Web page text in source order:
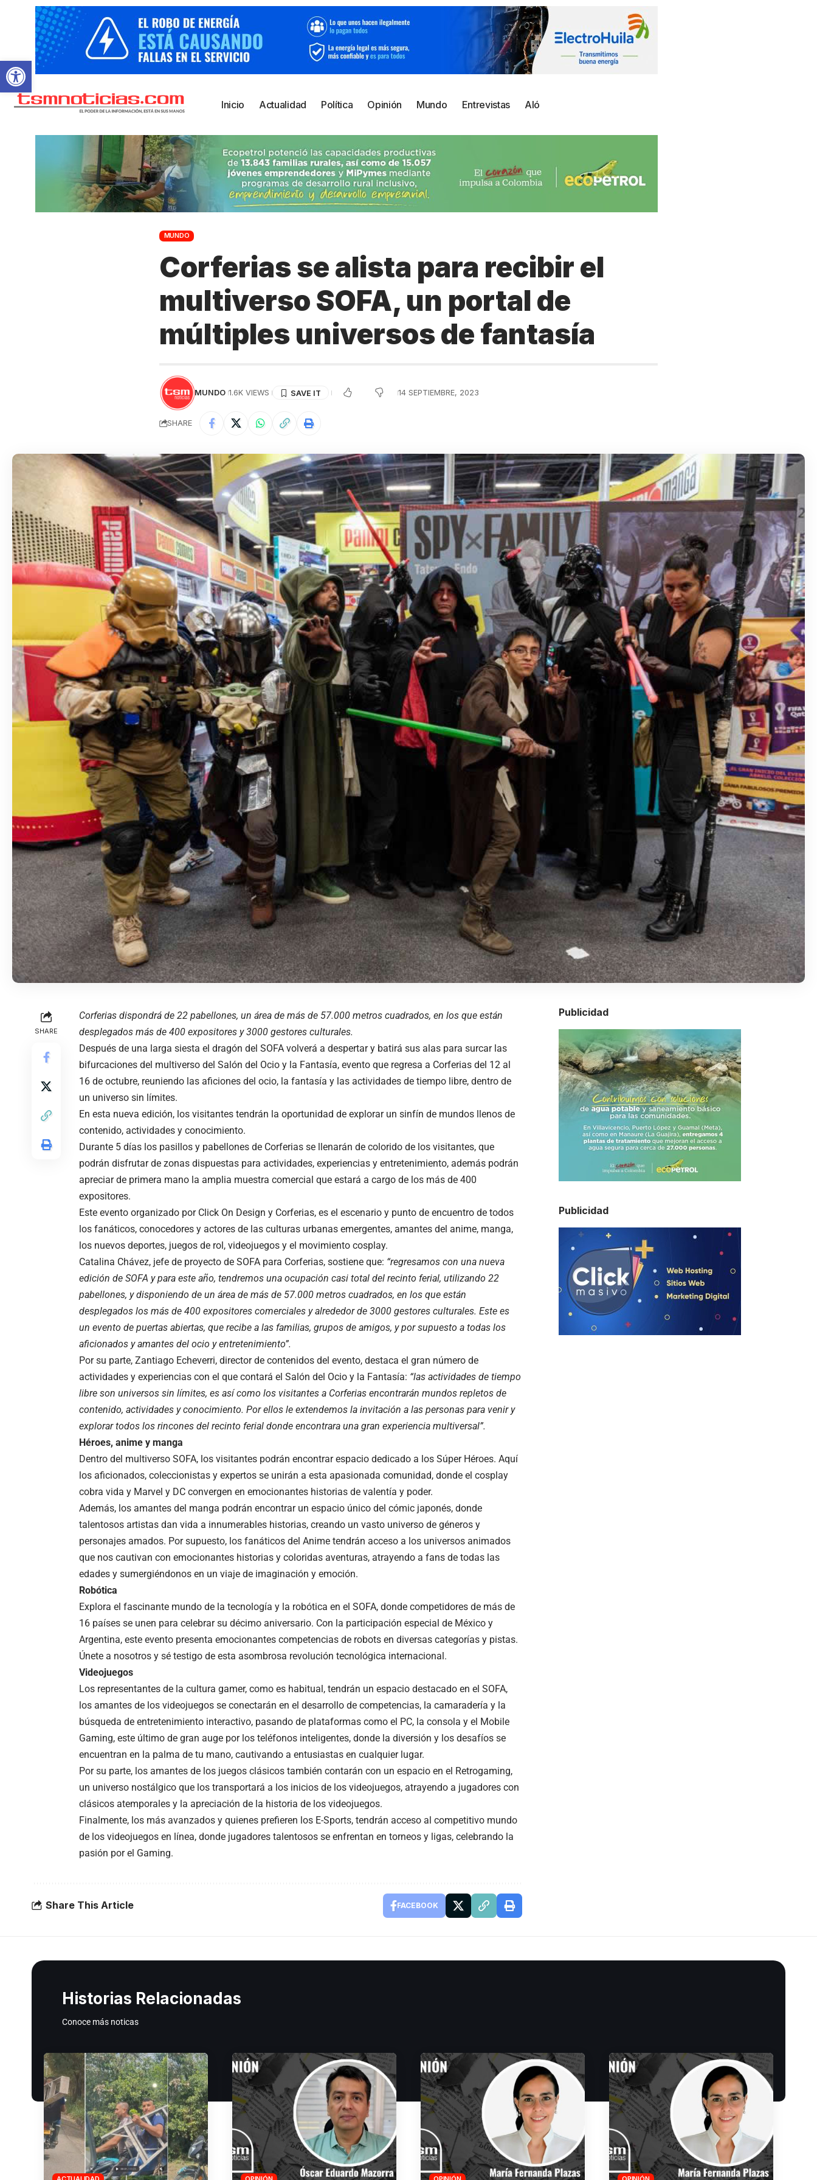
Abrir barra de herramientas
Inicio Actualidad Política Opinión Mundo Entrevistas Aló
MUNDO
Corferias se alista para recibir el
multiverso SOFA, un portal de
múltiples universos de fantasía
MUNDO 1.6K VIEWS 14 SEPTIEMBRE, 2023
SHARE
SHARE
Corferias dispondrá de 22 pabellones, un área de más de 57.000 metros cuadrados, en los que están
desplegados más de 400 expositores y 3000 gestores culturales.
Después de una larga siesta el dragón del SOFA volverá a despertar y batirá sus alas para surcar las
bifurcaciones del multiverso del Salón del Ocio y la Fantasía, evento que regresa a Corferias del 12 al
16 de octubre, reuniendo las aficiones del ocio, la fantasía y las actividades de tiempo libre, dentro de
un universo sin límites.
En esta nueva edición, los visitantes tendrán la oportunidad de explorar un sinfín de mundos llenos de
contenido, actividades y conocimiento.
Durante 5 días los pasillos y pabellones de Corferias se llenarán de colorido de los visitantes, que
podrán disfrutar de zonas dispuestas para actividades, experiencias y entretenimiento, además podrán
apreciar de primera mano la amplia muestra comercial que estará a cargo de los más de 400
expositores.
Este evento organizado por Click On Design y Corferias, es el escenario y punto de encuentro de todos
los fanáticos, conocedores y actores de las culturas urbanas emergentes, amantes del anime, manga,
los nuevos deportes, juegos de rol, videojuegos y el movimiento cosplay.
Catalina Chávez, jefe de proyecto de SOFA para Corferias, sostiene que: “regresamos con una nueva
edición de SOFA y para este año, tendremos una ocupación casi total del recinto ferial, utilizando 22
pabellones, y disponiendo de un área de más de 57.000 metros cuadrados, en los que están
desplegados los más de 400 expositores comerciales y alrededor de 3000 gestores culturales. Este es
un evento de puertas abiertas, que recibe a las familias, grupos de amigos, y por supuesto a todas los
aficionados y amantes del ocio y entretenimiento”.
Por su parte, Zantiago Echeverri, director de contenidos del evento, destaca el gran número de
actividades y experiencias con el que contará el Salón del Ocio y la Fantasía: “las actividades de tiempo
libre son universos sin límites, es así como los visitantes a Corferias encontrarán mundos repletos de
contenido, actividades y conocimiento. Por ellos le extendemos la invitación a las personas para venir y
explorar todos los rincones del recinto ferial donde encontrara una gran experiencia multiversal”.
Héroes, anime y manga
Dentro del multiverso SOFA, los visitantes podrán encontrar espacio dedicado a los Súper Héroes. Aquí
los aficionados, coleccionistas y expertos se unirán a esta apasionada comunidad, donde el cosplay
cobra vida y Marvel y DC convergen en emocionantes historias de valentía y poder.
Además, los amantes del manga podrán encontrar un espacio único del cómic japonés, donde
talentosos artistas dan vida a innumerables historias, creando un vasto universo de géneros y
personajes amados. Por supuesto, los fanáticos del Anime tendrán acceso a los universos animados
que nos cautivan con emocionantes historias y coloridas aventuras, atrayendo a fans de todas las
edades y sumergiéndonos en un viaje de imaginación y emoción.
Robótica
Explora el fascinante mundo de la tecnología y la robótica en el SOFA, donde competidores de más de
16 países se unen para celebrar su décimo aniversario. Con la participación especial de México y
Argentina, este evento presenta emocionantes competencias de robots en diversas categorías y pistas.
Únete a nosotros y sé testigo de esta asombrosa revolución tecnológica internacional.
Videojuegos
Los representantes de la cultura gamer, como es habitual, tendrán un espacio destacado en el SOFA,
los amantes de los videojuegos se conectarán en el desarrollo de competencias, la camaradería y la
búsqueda de entretenimiento interactivo, pasando de plataformas como el PC, la consola y el Mobile
Gaming, este último de gran auge por los teléfonos inteligentes, donde la diversión y los desafíos se
encuentran en la palma de tu mano, cautivando a entusiastas en cualquier lugar.
Por su parte, los amantes de los juegos clásicos también contarán con un espacio en el Retrogaming,
un universo nostálgico que los transportará a los inicios de los videojuegos, atrayendo a jugadores con
clásicos atemporales y la apreciación de la historia de los videojuegos.
Finalmente, los más avanzados y quienes prefieren los E-Sports, tendrán acceso al competitivo mundo
de los videojuegos en línea, donde jugadores talentosos se enfrentan en torneos y ligas, celebrando la
pasión por el Gaming.
Share This Article FACEBOOK
Publicidad
Publicidad
Historias Relacionadas
Conoce más noticas